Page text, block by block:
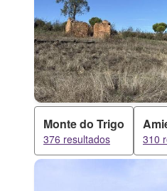
Monte do Trigo
376 resultados 310